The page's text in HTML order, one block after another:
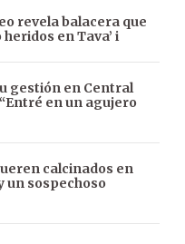
revela balacera que
en Tava’ i
gestión en Central
en un agujero
calcinados en
un sospechoso